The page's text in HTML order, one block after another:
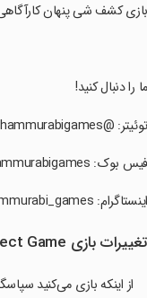
‏بازی کشف شی پنهان
‏ما را دنبال کنید!
‏توئیتر: @hammurabigames
‏فیس بوک: https://www.facebook.com/hammurabigames/
‏اینستاگرام: https://www.instagram.com/hammurabi_games/
تغییرات بازی Find Hidden Object Game در نسخه جدید
از اینکه بازی می‌کنید